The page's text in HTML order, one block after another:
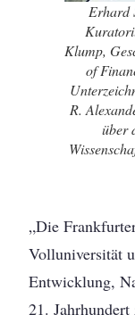
Erhard
Klump,
of
R.
über
„Die
Volluniversität
Entwicklung,
21.